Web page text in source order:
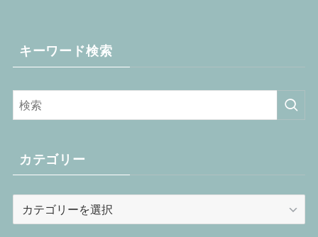
キーワード検索
カテゴリー